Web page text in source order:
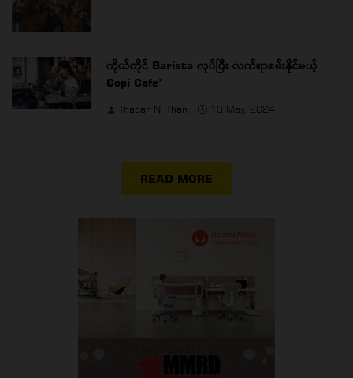
ကိုယ်တိုင် Barista လုပ်ပြီး လက်ရာစမ်းနိုင်မယ့်
Copi Cafe’
Thadar Ni Than 13 May, 2024
READ MORE